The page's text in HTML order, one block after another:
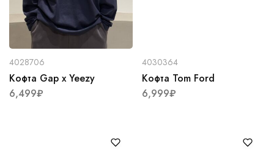
4028706
Кофта Gap x Yeezy
6,499₽
4030364
Кофта Tom Ford
6,999₽